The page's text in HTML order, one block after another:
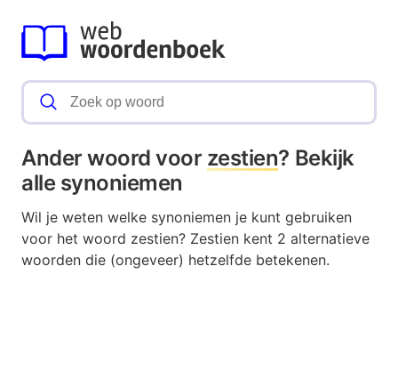
Ander woord voor zestien? Bekijk
alle synoniemen
Wil je weten welke synoniemen je kunt gebruiken
voor het woord zestien? Zestien kent 2 alternatieve
woorden die (ongeveer) hetzelfde betekenen.